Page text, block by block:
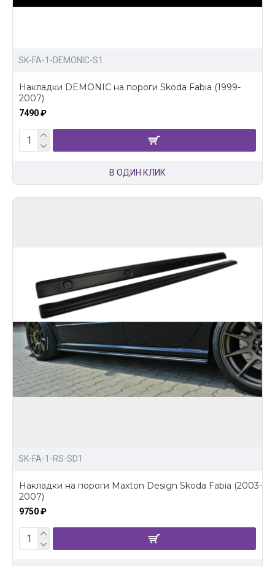
SK-FA-1-DEMONIC-S1
Накладки DEMONIC на пороги Skoda Fabia (1999-
2007)
7490 ₽
В ОДИН КЛИК
SK-FA-1-RS-SD1
Накладки на пороги Maxton Design Skoda Fabia (2003-
2007)
9750 ₽